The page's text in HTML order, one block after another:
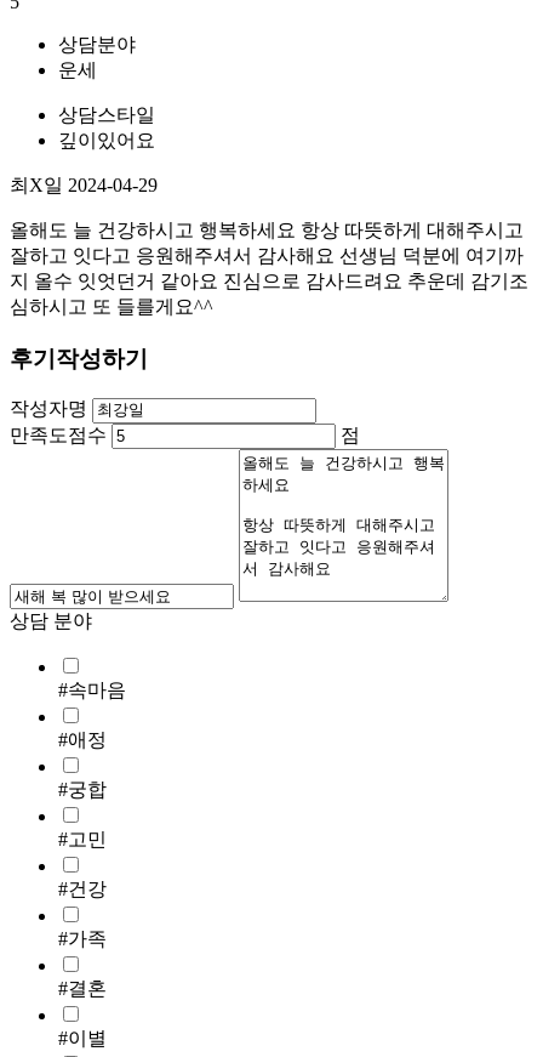
상담분야
운세
상담스타일
깊이있어요
최X일 2024-04-29
올해도 늘 건강하시고 행복하세요 항상 따뜻하게 대해주시고
잘하고 잇다고 응원해주셔서 감사해요 선생님 덕분에 여기까
지 올수 잇엇던거 같아요 진심으로 감사드려요 추운데 감기조
심하시고 또 들를게요^^
후기작성하기
작성자명
만족도점수
점
상담 분야
#속마음
#애정
#궁합
#고민
#건강
#가족
#결혼
#이별